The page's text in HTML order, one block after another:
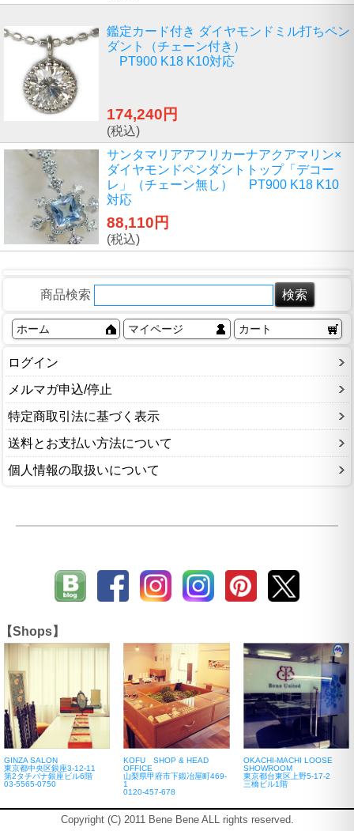
鑑定カード付き ダイヤモンドミル打ちペン
ダント（チェーン付き）
PT900 K18 K10対応
174,240円
(税込)
サンタマリアアフリカーナアクアマリン×
ダイヤモンドペンダントトップ「デコー
レ」（チェーン無し） PT900 K18 K10
対応
88,110円
(税込)
商品検索
ホーム マイページ カート
ログイン
メルマガ申込/停止
特定商取引法に基づく表示
送料とお支払い方法について
個人情報の取扱いについて
【Shops】
GINZA SALON
東京都中央区銀座3-12-11
第2タチバナ銀座ビル6階
03-5565-0750
KOFU SHOP & HEAD
OFFICE
山梨県甲府市下鍛冶屋町469-
1
0120-457-678
OKACHI-MACHI LOOSE
SHOWROOM
東京都台東区上野5-17-2
三橋ビル1階
Copyright (C) 2011 Bene Bene ALL rights reserved.